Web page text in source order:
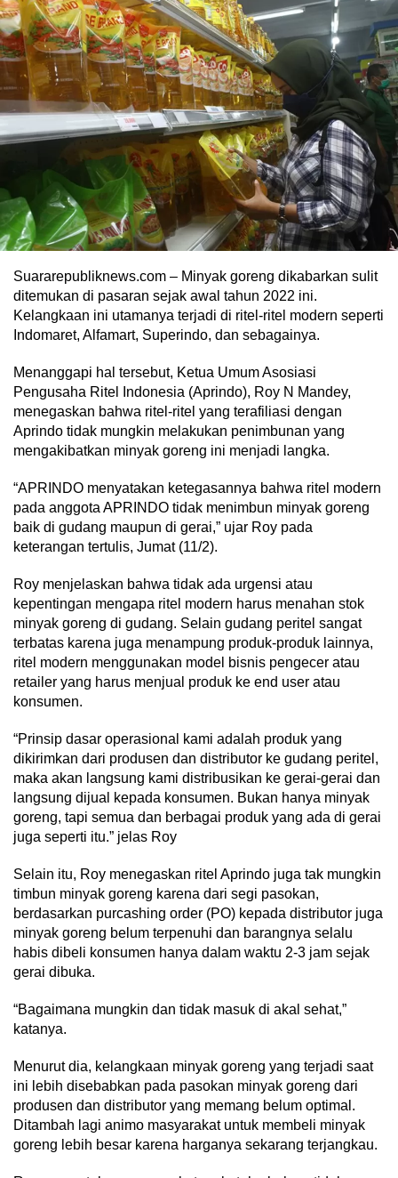
Suararepubliknews.com – Minyak goreng dikabarkan sulit
ditemukan di pasaran sejak awal tahun 2022 ini.
Kelangkaan ini utamanya terjadi di ritel-ritel modern seperti
Indomaret, Alfamart, Superindo, dan sebagainya.
Menanggapi hal tersebut, Ketua Umum Asosiasi
Pengusaha Ritel Indonesia (Aprindo), Roy N Mandey,
menegaskan bahwa ritel-ritel yang terafiliasi dengan
Aprindo tidak mungkin melakukan penimbunan yang
mengakibatkan minyak goreng ini menjadi langka.
“APRINDO menyatakan ketegasannya bahwa ritel modern
pada anggota APRINDO tidak menimbun minyak goreng
baik di gudang maupun di gerai,” ujar Roy pada
keterangan tertulis, Jumat (11/2).
Roy menjelaskan bahwa tidak ada urgensi atau
kepentingan mengapa ritel modern harus menahan stok
minyak goreng di gudang. Selain gudang peritel sangat
terbatas karena juga menampung produk-produk lainnya,
ritel modern menggunakan model bisnis pengecer atau
retailer yang harus menjual produk ke end user atau
konsumen.
“Prinsip dasar operasional kami adalah produk yang
dikirimkan dari produsen dan distributor ke gudang peritel,
maka akan langsung kami distribusikan ke gerai-gerai dan
langsung dijual kepada konsumen. Bukan hanya minyak
goreng, tapi semua dan berbagai produk yang ada di gerai
juga seperti itu.” jelas Roy
Selain itu, Roy menegaskan ritel Aprindo juga tak mungkin
timbun minyak goreng karena dari segi pasokan,
berdasarkan purcashing order (PO) kepada distributor juga
minyak goreng belum terpenuhi dan barangnya selalu
habis dibeli konsumen hanya dalam waktu 2-3 jam sejak
gerai dibuka.
“Bagaimana mungkin dan tidak masuk di akal sehat,”
katanya.
Menurut dia, kelangkaan minyak goreng yang terjadi saat
ini lebih disebabkan pada pasokan minyak goreng dari
produsen dan distributor yang memang belum optimal.
Ditambah lagi animo masyarakat untuk membeli minyak
goreng lebih besar karena harganya sekarang terjangkau.